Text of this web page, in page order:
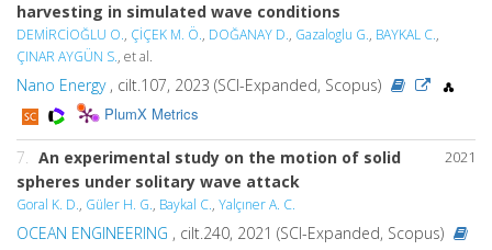
harvesting in simulated wave conditions
DEMİRCİOĞLU O., ÇİÇEK M. Ö., DOĞANAY D., Gazaloglu G., BAYKAL C.,
ÇINAR AYGÜN S., et al.
Nano Energy, cilt.107, 2023 (SCI-Expanded, Scopus)
PlumX Metrics
2021
7. An experimental study on the motion of solid
spheres under solitary wave attack
Goral K. D., Güler H. G., Baykal C., Yalçıner A. C.
OCEAN ENGINEERING , cilt.240, 2021 (SCI-Expanded, Scopus)